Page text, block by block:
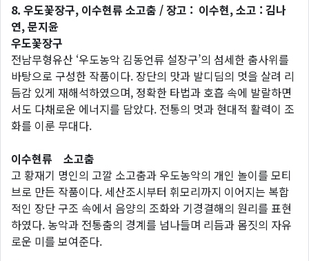
8. 우도꽃장구, 이수현류 소고춤 / 장고 : 이수현, 소고 : 김나
연, 문지윤
우도꽃장구
전남무형유산 ‘우도농악 김동언류 설장구’의 섬세한 춤사위를
바탕으로 구성한 작품이다. 장단의 맛과 발디딤의 멋을 살려 리
듬감 있게 재해석하였으며, 정확한 타법과 호흡 속에 발랄하면
서도 다채로운 에너지를 담았다. 전통의 멋과 현대적 활력이 조
화를 이룬 무대다.
이수현류 소고춤
고 황재기 명인의 고깔 소고춤과 우도농악의 개인 놀이를 모티
브로 만든 작품이다. 세산조시부터 휘모리까지 이어지는 복합
적인 장단 구조 속에서 음양의 조화와 기경결해의 원리를 표현
하였다. 농악과 전통춤의 경계를 넘나들며 리듬과 몸짓의 자유
로운 미를 보여준다.